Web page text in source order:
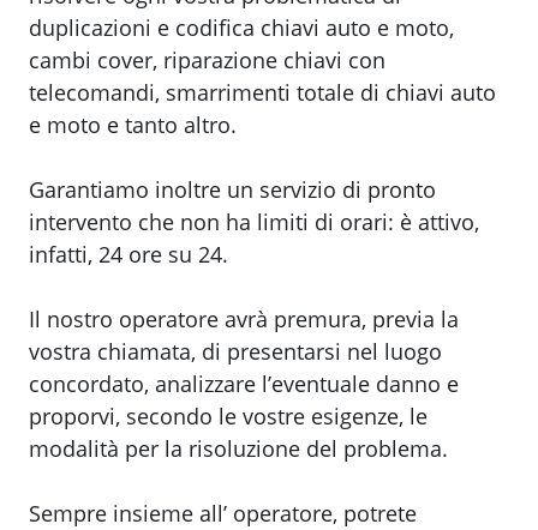
duplicazioni e codifica chiavi auto e moto,
cambi cover, riparazione chiavi con
telecomandi, smarrimenti totale di chiavi auto
e moto e tanto altro.
Garantiamo inoltre un servizio di pronto
intervento che non ha limiti di orari: è attivo,
infatti, 24 ore su 24.
Il nostro operatore avrà premura, previa la
vostra chiamata, di presentarsi nel luogo
concordato, analizzare l’eventuale danno e
proporvi, secondo le vostre esigenze, le
modalità per la risoluzione del problema.
Sempre insieme all’ operatore, potrete